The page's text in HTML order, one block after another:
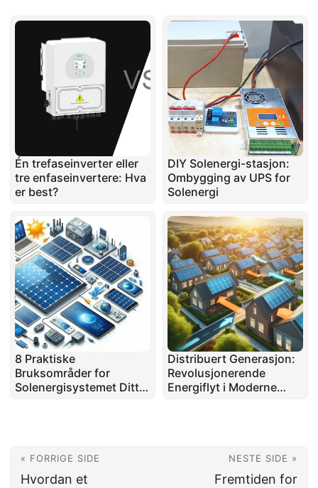
Én trefaseinverter eller
tre enfaseinvertere: Hva
er best?
DIY Solenergi-stasjon:
Ombygging av UPS for
Solenergi
8 Praktiske
Bruksområder for
Solenergisystemet Ditt:
Distribuert Generasjon:
Revolusjonerende
Energiflyt i Moderne
« FORRIGE SIDE
Hvordan et
NESTE SIDE »
Fremtiden for